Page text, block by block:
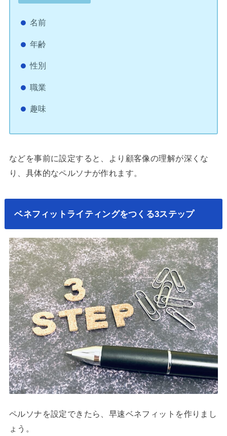
名前
年齢
性別
職業
趣味
などを事前に設定すると、より顧客像の理解が深くな
り、具体的なペルソナが作れます。
ベネフィットライティングをつくる3ステップ
ペルソナを設定できたら、早速ベネフィットを作りまし
ょう。